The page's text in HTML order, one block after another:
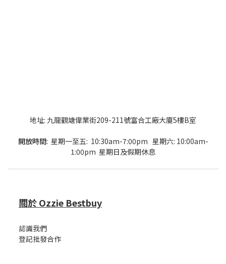
地址: 九龍觀塘偉業街209-211號富合工廠大廈5樓B室
開放時間: 星期一至五: 10:30am-7:00pm 星期六: 10:00am-
1:00pm 星期日及假期休息
關於 Ozzie Bestbuy
認識我們
登記批發合作